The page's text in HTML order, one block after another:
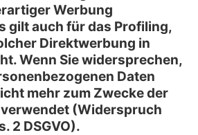
Werbung
gilt auch für das Profiling,
Direktwerbung in
Wenn Sie widersprechen,
Daten
mehr zum Zwecke der
(Widerspruch
2 DSGVO).